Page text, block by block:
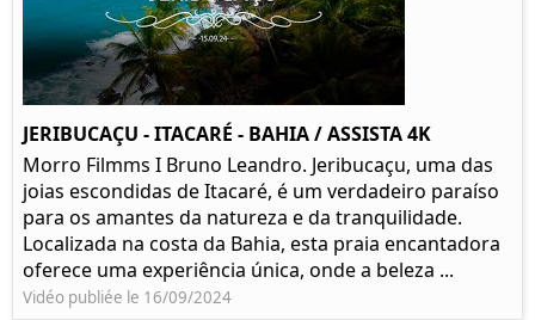
JERIBUCAÇU - ITACARÉ - BAHIA / ASSISTA 4K
Morro Filmms I Bruno Leandro. Jeribucaçu, uma das
joias escondidas de Itacaré, é um verdadeiro paraíso
para os amantes da natureza e da tranquilidade.
Localizada na costa da Bahia, esta praia encantadora
oferece uma experiência única, onde a beleza ...
Vidéo publiée le 16/09/2024